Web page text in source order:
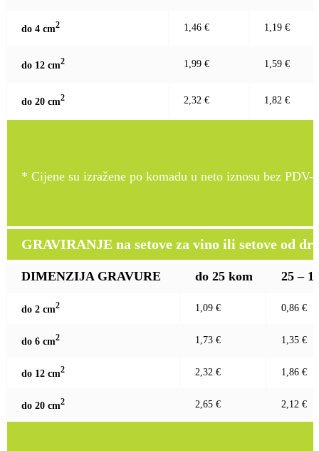
do 4 cm2 1,46 € 1,19 €
do 12 cm2 1,99 € 1,59 €
do 20 cm2 2,32 € 1,82 €
* Cijene su izražene po komadu u neto iznosu bez PDV-
GRAVIRANJE na setove za vino ili setove od
DIMENZIJA GRAVURE do 25 kom 25 –
do 2 cm2 1,09 € 0,86 €
do 6 cm2 1,73 € 1,35 €
do 12 cm2 2,32 € 1,86 €
do 20 cm2 2,65 € 2,12 €